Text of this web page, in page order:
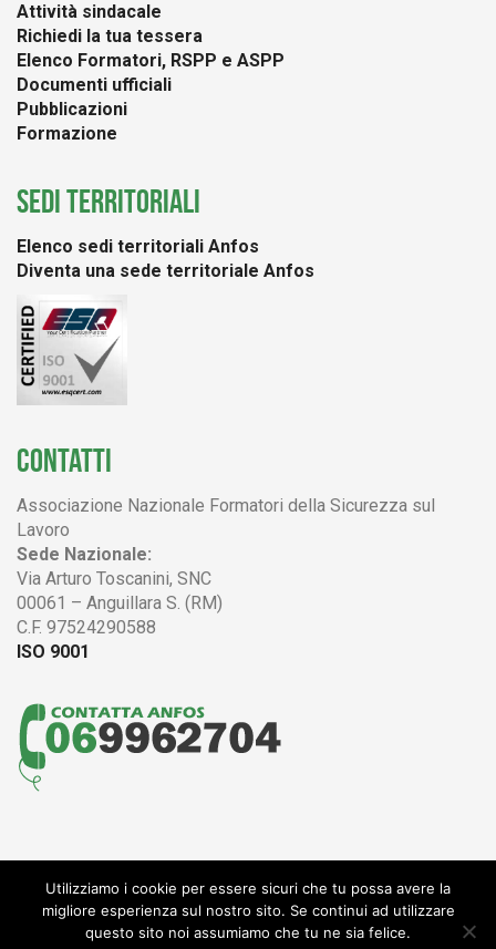
Attività sindacale
Richiedi la tua tessera
Elenco Formatori, RSPP e ASPP
Documenti ufficiali
Pubblicazioni
Formazione
SEDI TERRITORIALI
Elenco sedi territoriali Anfos
Diventa una sede territoriale Anfos
CONTATTI
Associazione Nazionale Formatori della Sicurezza sul
Lavoro
Sede Nazionale:
Via Arturo Toscanini, SNC
00061 – Anguillara S. (RM)
C.F. 97524290588
ISO 9001
© 2004 - 2017 ANFOS
Associazione Nazionale Formatori della Sicurezza sul Lavoro
CF 97524290588 -Privacy policy-Termini e condizioni- Sportello
Utilizziamo i cookie per essere sicuri che tu possa avere la
migliore esperienza sul nostro sito. Se continui ad utilizzare
questo sito noi assumiamo che tu ne sia felice.